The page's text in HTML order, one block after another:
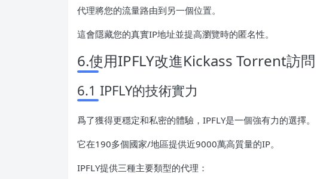
代理將您的流量路由到另一個位置。
這會隱藏您的真實IP地址並提高瀏覽時的匿名性。
6.使用IPFLY改進Kickass Torrent訪問
6.1 IPFLY的技術實力
爲了獲得更穩定和私密的體驗，IPFLY是一個強有力的選擇。
它在190多個國家/地區提供近9000萬高質量的IP。
IPFLY提供三種主要類型的代理：